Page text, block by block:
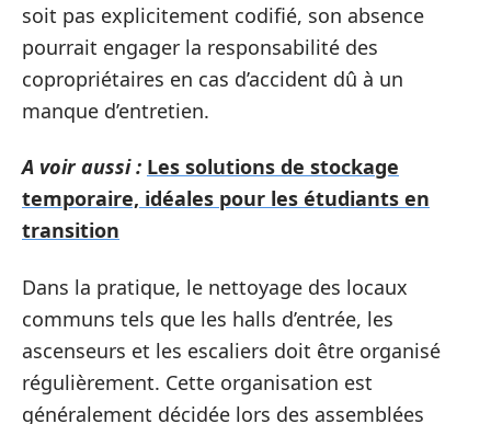
soit pas explicitement codifié, son absence
pourrait engager la responsabilité des
copropriétaires en cas d’accident dû à un
manque d’entretien.
A voir aussi : Les solutions de stockage
temporaire, idéales pour les étudiants en
transition
Dans la pratique, le nettoyage des locaux
communs tels que les halls d’entrée, les
ascenseurs et les escaliers doit être organisé
régulièrement. Cette organisation est
généralement décidée lors des assemblées